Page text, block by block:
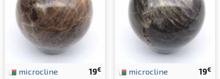
19€
microcline 19€
microcline